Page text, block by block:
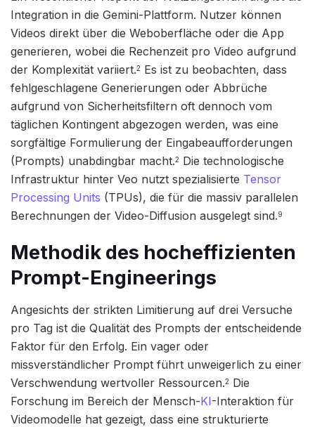
Integration in die Gemini-Plattform. Nutzer können
Videos direkt über die Weboberfläche oder die App
generieren, wobei die Rechenzeit pro Video aufgrund
der Komplexität variiert.2 Es ist zu beobachten, dass
fehlgeschlagene Generierungen oder Abbrüche
aufgrund von Sicherheitsfiltern oft dennoch vom
täglichen Kontingent abgezogen werden, was eine
sorgfältige Formulierung der Eingabeaufforderungen
(Prompts) unabdingbar macht.2 Die technologische
Infrastruktur hinter Veo nutzt spezialisierte Tensor
Processing Units (TPUs), die für die massiv parallelen
Berechnungen der Video-Diffusion ausgelegt sind.9
Methodik des hocheffizienten
Prompt-Engineerings
Angesichts der strikten Limitierung auf drei Versuche
pro Tag ist die Qualität des Prompts der entscheidende
Faktor für den Erfolg. Ein vager oder
missverständlicher Prompt führt unweigerlich zu einer
Verschwendung wertvoller Ressourcen.2 Die
Forschung im Bereich der Mensch-KI-Interaktion für
Videomodelle hat gezeigt, dass eine strukturierte